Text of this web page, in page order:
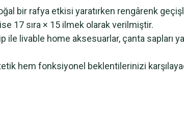
bir rafya etkisi yaratırken rengârenk
17 sıra × 15 ilmek olarak verilmiştir.
livable home aksesuarlar, çanta sapları
hem fonksiyonel beklentilerinizi